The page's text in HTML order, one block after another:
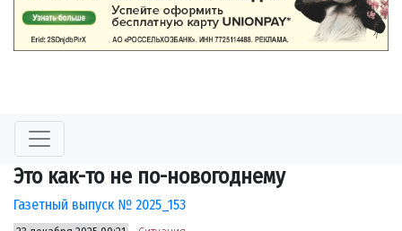
Это как-то не по-новогоднему
Газетный выпуск № 2025_153